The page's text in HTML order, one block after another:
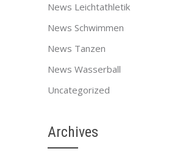
News Leichtathletik
News Schwimmen
News Tanzen
News Wasserball
Uncategorized
Archives